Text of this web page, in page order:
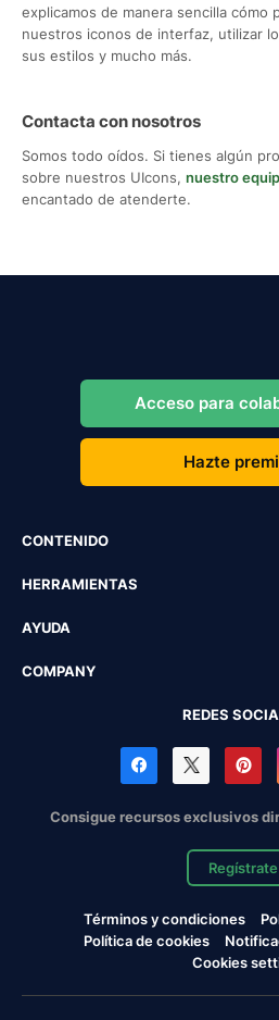
explicamos de manera sencilla cómo
nuestros iconos de interfaz, utilizar
sus estilos y mucho más.
Contacta con nosotros
Somos todo oídos. Si tienes algún
sobre nuestros UIcons, nuestro
encantado de atenderte.
Acceso para
Hazte
CONTENIDO
HERRAMIENTAS
AYUDA
COMPANY
REDES
Consigue recursos exclusivos
Regístrate
Términos y condiciones
Política de cookies
Cookies